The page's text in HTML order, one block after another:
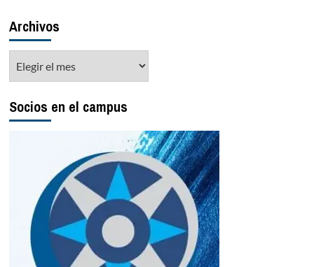
Archivos
Socios en el campus